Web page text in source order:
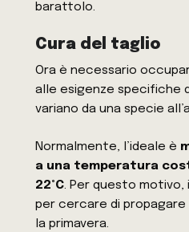
barattolo.
Cura del taglio
Ora è necessario
alle esigenze specifiche
variano da una specie
Normalmente, l’ideale è
a una temperatura
22°C. Per questo motivo,
per cercare di
la primavera.